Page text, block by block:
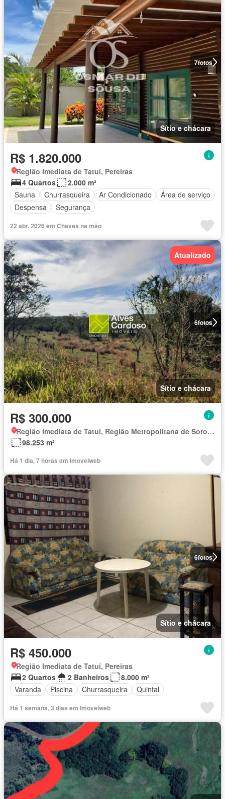
7fotos
Sítio e chácara
R$ 1.820.000
Região Imediata de Tatuí, Pereiras
4 Quartos
2.000 m²
Sauna
Churrasqueira Ar Condicionado
Área de serviço
Despensa
Segurança
22 abr. 2026 em Chaves na mão
6fotos
Atualizado
Sítio e chácara
R$ 300.000
Região Imediata de Tatuí, Região Metropolitana de Sorocaba
98.253 m²
Há 1 dia, 7 horas em Imovelweb
6fotos
Sítio e chácara
R$ 450.000
Região Imediata de Tatuí, Pereiras
2 Quartos
2 Banheiros
8.000 m²
Varanda
Piscina Churrasqueira Quintal
Há 1 semana, 3 dias em Imovelweb